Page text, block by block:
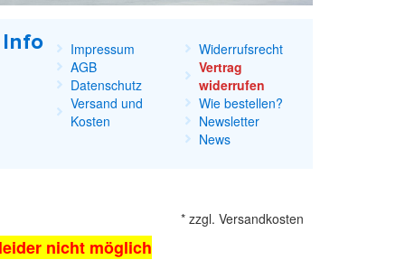
Info
Impressum
AGB
Datenschutz
Versand und
Kosten
Widerrufsrecht
Vertrag
widerrufen
Wie bestellen?
Newsletter
News
* zzgl. Versandkosten
nicht möglich